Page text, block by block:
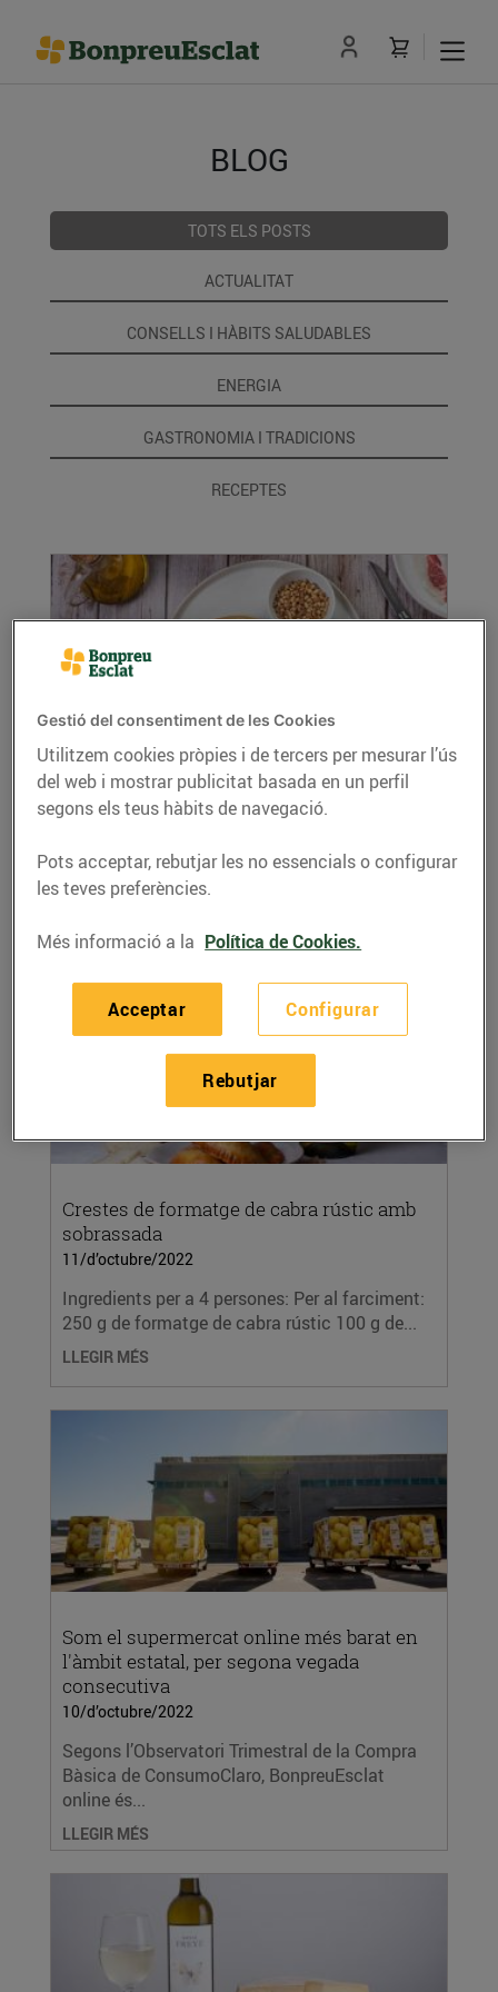
BLOG
TOTS ELS POSTS
ACTUALITAT
CONSELLS I HÀBITS SALUDABLES
ENERGIA
GASTRONOMIA I TRADICIONS
RECEPTES
Coca de pernil i brie
08/de novembre/2022
coca: 250 grams de farina panificable 5
grams...
LLEGIR MÉS
Crestes de formatge de cabra rústic amb
sobrassada
11/d’octubre/2022
Ingredients per a 4 persones: Per al farciment:
250 g de formatge de cabra rústic 100 g de...
LLEGIR MÉS
Som el supermercat online més barat en
l'àmbit estatal, per segona vegada
consecutiva
10/d’octubre/2022
Segons l’Observatori Trimestral de la Compra
Bàsica de ConsumoClaro, BonpreuEsclat
online és...
LLEGIR MÉS
Gestió del consentiment de les Cookies
Utilitzem cookies pròpies i de tercers per mesurar l’ús
del web i mostrar publicitat basada en un perfil
segons els teus hàbits de navegació.
Pots acceptar, rebutjar les no essencials o configurar
les teves preferències.
Més informació a la Política de Cookies.
Configurar
Rebutjar
Acceptar